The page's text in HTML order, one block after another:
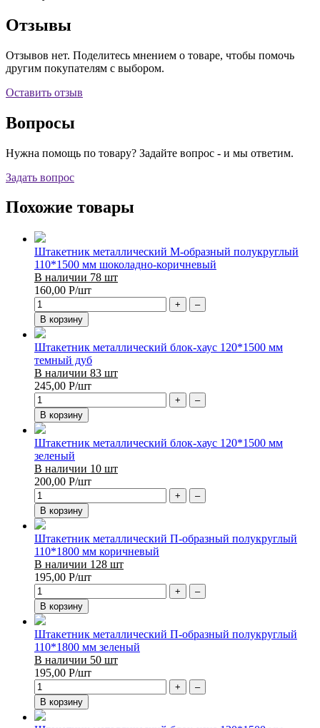
Отзывы
Отзывов нет. Поделитесь мнением о товаре, чтобы помочь
другим покупателям с выбором.
Оставить отзыв
Вопросы
Нужна помощь по товару? Задайте вопрос - и мы ответим.
Задать вопрос
Похожие товары
Штакетник металлический М-образный полукруглый
110*1500 мм шоколадно-коричневый
В наличии 78 шт
160,00 Р/шт
+
–
В корзину
Штакетник металлический блок-хаус 120*1500 мм
темный дуб
В наличии 83 шт
245,00 Р/шт
+
–
В корзину
Штакетник металлический блок-хаус 120*1500 мм
зеленый
В наличии 10 шт
200,00 Р/шт
+
–
В корзину
Штакетник металлический П-образный полукруглый
110*1800 мм коричневый
В наличии 128 шт
195,00 Р/шт
+
–
В корзину
Штакетник металлический П-образный полукруглый
110*1800 мм зеленый
В наличии 50 шт
195,00 Р/шт
+
–
В корзину